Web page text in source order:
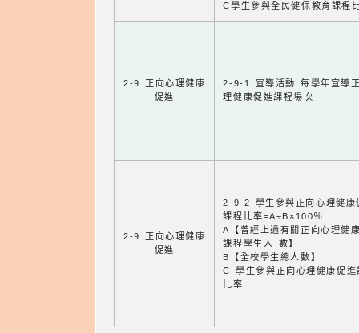
C學生參與全民健保教育課程
2-9 正向心理健康
促進
2-9-1 宣導活動 每學年宣導
理健康促進課程場次
2-9 正向心理健康
促進
2-9-2 學生參與正向心理健康
課程比率=A÷B×100％
A【曾經上過有關正向心理健
課程學生人 數】
B【全校學生總人數】
C 學生參與正向心理健康促進
比率